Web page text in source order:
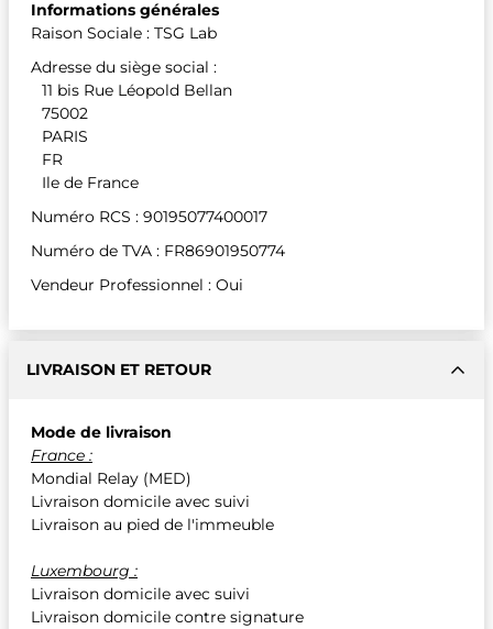
Informations générales
Raison Sociale : TSG Lab
Adresse du siège social :
11 bis Rue Léopold Bellan
75002
PARIS
FR
Ile de France
Numéro RCS : 90195077400017
Numéro de TVA : FR86901950774
Vendeur Professionnel : Oui
LIVRAISON ET RETOUR
Mode de livraison
France :
Mondial Relay (MED)
Livraison domicile avec suivi
Livraison au pied de l'immeuble
Luxembourg :
Livraison domicile avec suivi
Livraison domicile contre signature